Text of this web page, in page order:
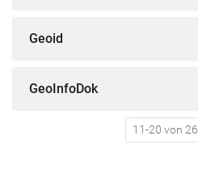
Geoid
GeoInfoDok
11-20 von 26